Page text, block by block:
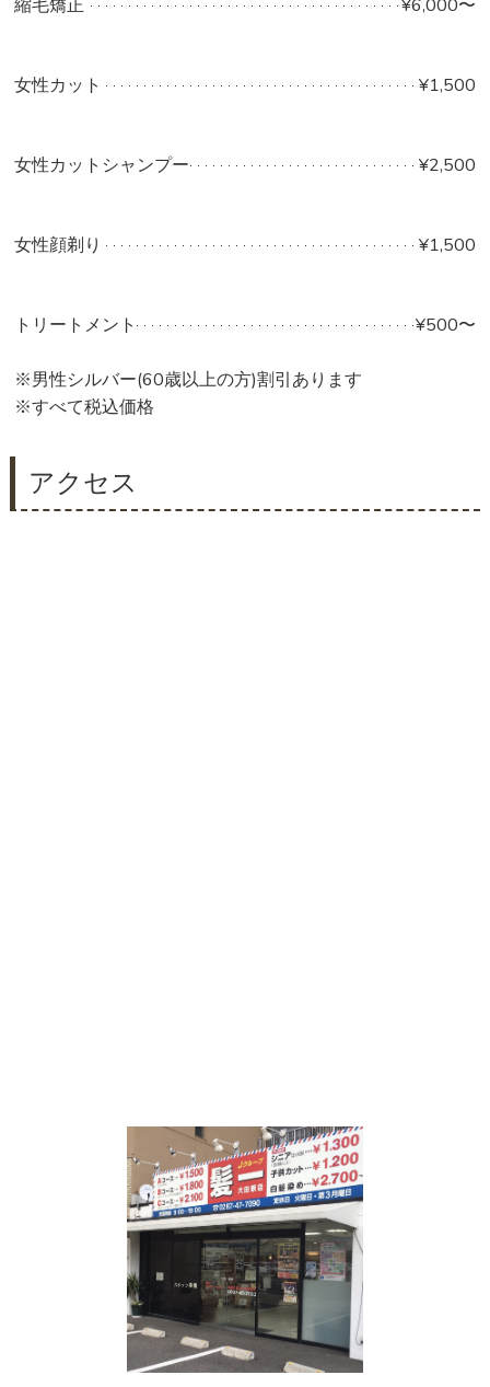
縮毛矯正 ¥6,000〜
女性カット ¥1,500
女性カットシャンプー ¥2,500
女性顔剃り ¥1,500
トリートメント ¥500〜
※男性シルバー(60歳以上の方)割引あります
※すべて税込価格
アクセス